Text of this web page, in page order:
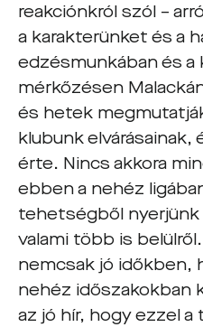
reakciónkról szól –
a karakterünket és a
edzésmunkában és
mérkőzésen
és hetek
klubunk elvárásainak,
érte. Nincs akkora
ebben a nehéz
tehetségből
valami több is
nemcsak jó időkben,
nehéz időszakokban
az jó hír, hogy ezzel